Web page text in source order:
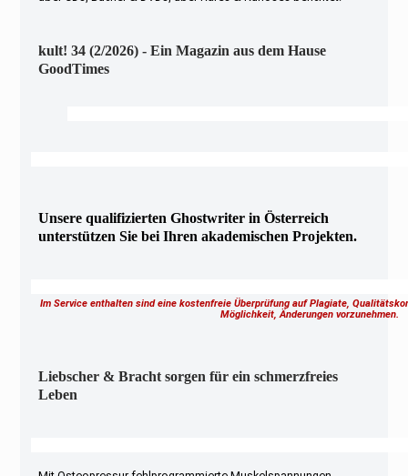
kult! 34 (2/2026) - Ein Magazin aus dem Hause
GoodTimes
Unsere qualifizierten Ghostwriter in Österreich
unterstützen Sie bei Ihren akademischen Projekten.
Im Service enthalten sind eine kostenfreie Überprüfung auf Plagiate,
Möglichkeit, Änderungen vorzunehmen.
Liebscher & Bracht sorgen für ein schmerzfreies
Leben